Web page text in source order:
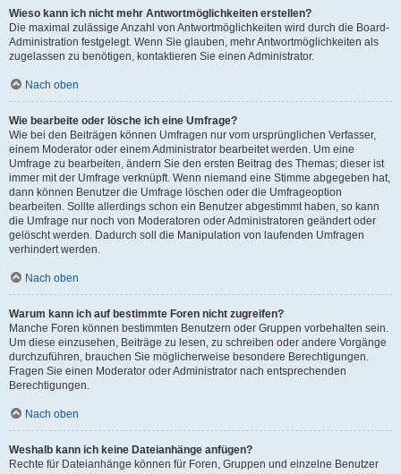
Wieso kann ich nicht mehr Antwortmöglichkeiten erstellen?
Die maximal zulässige Anzahl von Antwortmöglichkeiten wird durch die Board-
Administration festgelegt. Wenn Sie glauben, mehr Antwortmöglichkeiten als
zugelassen zu benötigen, kontaktieren Sie einen Administrator.
Nach oben
Wie bearbeite oder lösche ich eine Umfrage?
Wie bei den Beiträgen können Umfragen nur vom ursprünglichen Verfasser,
einem Moderator oder einem Administrator bearbeitet werden. Um eine
Umfrage zu bearbeiten, ändern Sie den ersten Beitrag des Themas; dieser ist
immer mit der Umfrage verknüpft. Wenn niemand eine Stimme abgegeben hat,
dann können Benutzer die Umfrage löschen oder die Umfrageoption
bearbeiten. Sollte allerdings schon ein Benutzer abgestimmt haben, so kann
die Umfrage nur noch von Moderatoren oder Administratoren geändert oder
gelöscht werden. Dadurch soll die Manipulation von laufenden Umfragen
verhindert werden.
Nach oben
Warum kann ich auf bestimmte Foren nicht zugreifen?
Manche Foren können bestimmten Benutzern oder Gruppen vorbehalten sein.
Um diese einzusehen, Beiträge zu lesen, zu schreiben oder andere Vorgänge
durchzuführen, brauchen Sie möglicherweise besondere Berechtigungen.
Fragen Sie einen Moderator oder Administrator nach entsprechenden
Berechtigungen.
Nach oben
Weshalb kann ich keine Dateianhänge anfügen?
Rechte für Dateianhänge können für Foren, Gruppen und einzelne Benutzer